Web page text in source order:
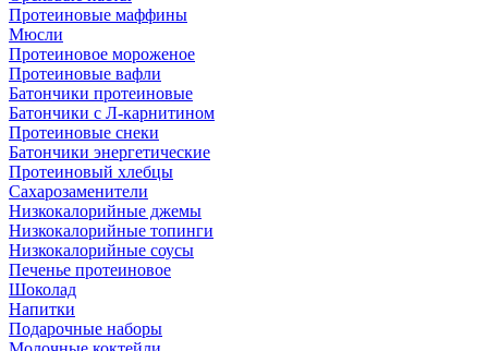
Протеиновые маффины
Мюсли
Протеиновое мороженое
Протеиновые вафли
Батончики протеиновые
Батончики с Л-карнитином
Протеиновые снеки
Батончики энергетические
Протеиновый хлебцы
Сахарозаменители
Низкокалорийные джемы
Низкокалорийные топинги
Низкокалорийные соусы
Печенье протеиновое
Шоколад
Напитки
Подарочные наборы